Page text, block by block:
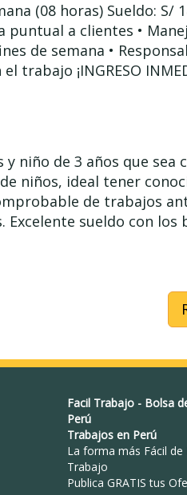
(08 horas) Sueldo: S/
puntual a clientes •
de semana •
trabajo ¡INGRESO
niño de 3 años que sea
niños, ideal tener
de trabajos
sueldo con los
Facil Trabajo- Bolsa
Perú
Trabajos en Perú
La forma más Fácil de
Trabajo
Publica GRATIS tus